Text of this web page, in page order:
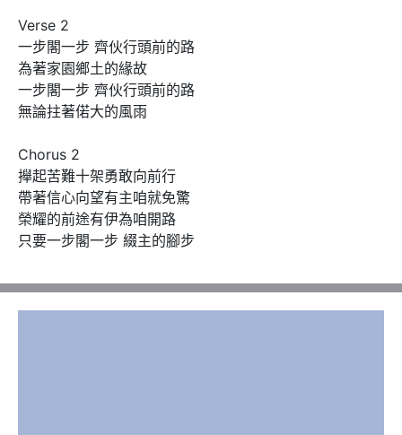
Verse 2
一步閣一步 齊伙行頭前的路
為著家園鄉土的緣故
一步閣一步 齊伙行頭前的路
無論拄著偌大的風雨
Chorus 2
攑起苦難十架勇敢向前行
帶著信心向望有主咱就免驚
榮耀的前途有伊為咱開路
只要一步閣一步 綴主的腳步